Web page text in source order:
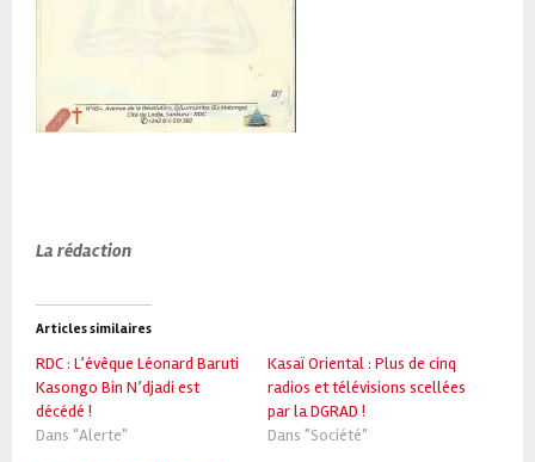
La rédaction
Articles similaires
RDC : L’évêque Léonard Baruti
Kasongo Bin N’djadi est
décédé !
Dans "Alerte"
Kasaï Oriental : Plus de cinq
radios et télévisions scellées
par la DGRAD !
Dans "Société"